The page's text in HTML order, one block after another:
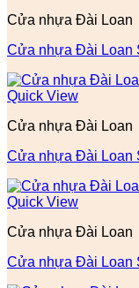
Cửa nhựa Đài Loan
Cửa nhựa Đài Loan
Quick View
Cửa nhựa Đài Loan
Cửa nhựa Đài Loan
Quick View
Cửa nhựa Đài Loan
Cửa nhựa Đài Loan